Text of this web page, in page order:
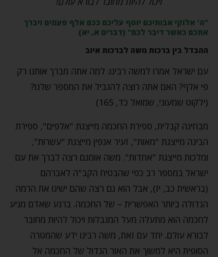
"ה' אלוקי אבותיכם יוסף עליכם ככם אלף פעמים ויברך
אתכם כאשר דיבר לכם" (דברים א, יא)
ההבדל בין ברכות משה לברכות איוב
עם ישראל אמרו למשה רבינו: למה אתה מברך אותנו רק
פי אלף? האם אתה רוצה להגביל את המספר שלנו?
(ילקוט שמעוני, שמואל כד, 165)
מבחינה קבלית, ספירת החכמה מייצגת "אלפים", ספירת
הבינה מייצגת "מאות", זעיר אנפין מייצגת "עשרות",
ומלכות מייצגת "אחדות". משה אומנם רצה לברך את עם
ישראל במספר רב כפי שהבטיח הקב"ה לאברהם
(בראשית כב, יז), אבל הוא גם רצה שהם ישיגו את הרמה
הגדולה ביותר האפשרית – של החכמה. ברגע שאדם מגיע
לחכמה הוא מתעלה מעל המגבלות ויכול להיות מחובר
לבורא עולם. יחד עם זאת, משה רבינו ידע שהמטרה
הסופית היא למשוך את האור הגדול של החכמה אל